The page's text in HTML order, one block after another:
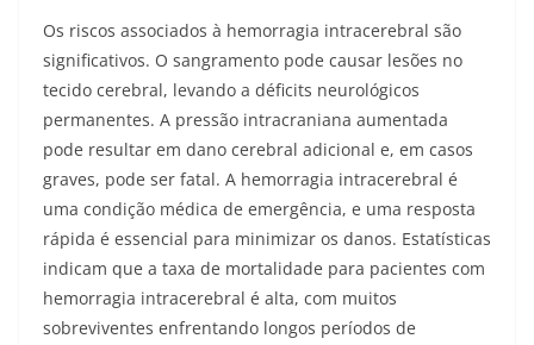
Os riscos associados à hemorragia intracerebral são
significativos. O sangramento pode causar lesões no
tecido cerebral, levando a déficits neurológicos
permanentes. A pressão intracraniana aumentada
pode resultar em dano cerebral adicional e, em casos
graves, pode ser fatal. A hemorragia intracerebral é
uma condição médica de emergência, e uma resposta
rápida é essencial para minimizar os danos. Estatísticas
indicam que a taxa de mortalidade para pacientes com
hemorragia intracerebral é alta, com muitos
sobreviventes enfrentando longos períodos de